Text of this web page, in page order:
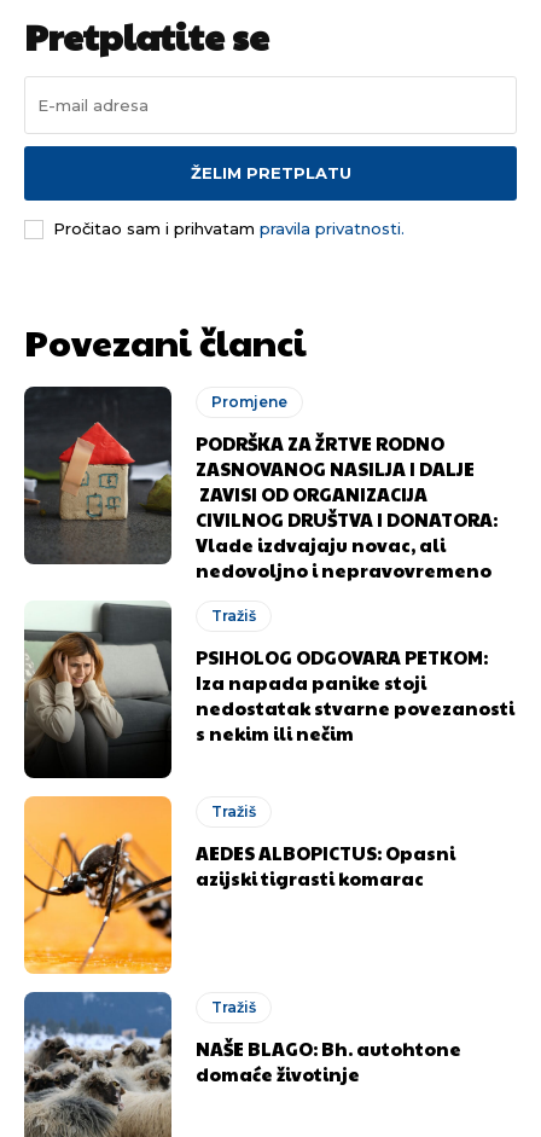
odlučili da pustite Vašu priču da živi, Redakcija
Objavi.ba
[wpuf_form id=”7463”]
odlučili da pustite Vašu priču da živi, Redakcija
Objavi.ba
[wpuf_form id=”7463”]
Pretplatite se
ŽELIM PRETPLATU
Pročitao sam i prihvatam pravila privatnosti.
Povezani članci
Promjene
PODRŠKA ZA ŽRTVE RODNO
ZASNOVANOG NASILJA I DALJE
ZAVISI OD ORGANIZACIJA
CIVILNOG DRUŠTVA I DONATORA:
Vlade izdvajaju novac, ali
nedovoljno i nepravovremeno
Tražiš
PSIHOLOG ODGOVARA PETKOM:
Iza napada panike stoji
nedostatak stvarne povezanosti
s nekim ili nečim
Tražiš
AEDES ALBOPICTUS: Opasni
azijski tigrasti komarac
Tražiš
NAŠE BLAGO: Bh. autohtone
domaće životinje